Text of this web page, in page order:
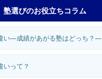
塾選びのお役立ちコラム
い―成績があがる塾はどっち？―
いって？